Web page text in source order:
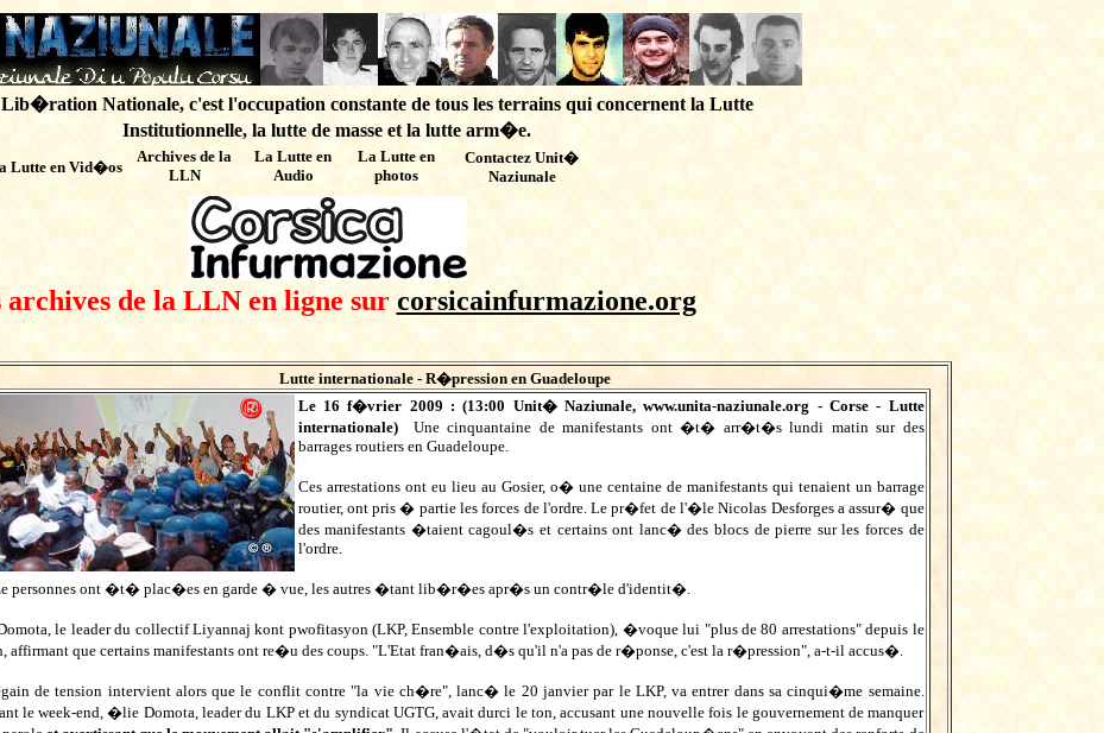
Nationale, c'est l'occupation constante de tous les terrains qui concernent la Lutte
Institutionnelle, la lutte de masse et la lutte arm�e.
Lutte en Vid�os
Archives de la
LLN
La Lutte en
Audio
La Lutte en
photos
Contactez Unit�
Naziunale
archives de la LLN en ligne sur corsicainfurmazione.org
Lutte internationale - R�pression en Guadeloupe
Le 16 f�vrier 2009 : (13:00 Unit� Naziunale,www.unita-naziunale.org - Corse - Lutte
internationale) Une cinquantaine de manifestants ont �t� arr�t�s lundi matin sur des
barrages routiers en Guadeloupe.
Ces arrestations ont eu lieu au Gosier, o� une centaine de manifestants qui tenaient un barrage
routier, ont pris � partie les forces de l'ordre. Le pr�fet de l'�le Nicolas Desforges a assur� que
des manifestants �taient cagoul�s et certains ont lanc� des blocs de pierre sur les forces de
l'ordre.
personnes ont �t� plac�es en garde � vue, les autres �tant lib�r�es apr�s un contr�le d'identit�.
le leader du collectif Liyannaj kont pwofitasyon (LKP, Ensemble contre l'exploitation), �voque lui "plus de 80 arrestations" depuis le
affirmant que certains manifestants ont re�u des coups. "L'Etat fran�ais, d�s qu'il n'a pas de r�ponse, c'est la r�pression", a-t-il accus�.
de tension intervient alors que le conflit contre "la vie ch�re", lanc� le 20 janvier par le LKP, va entrer dans sa cinqui�me semaine.
le week-end, �lie Domota, leader du LKP et du syndicat UGTG, avait durci le ton, accusant une nouvelle fois le gouvernement de manquer